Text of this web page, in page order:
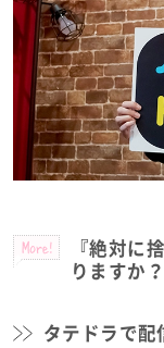
More!
『絶対に
りますか？
タテドラで配